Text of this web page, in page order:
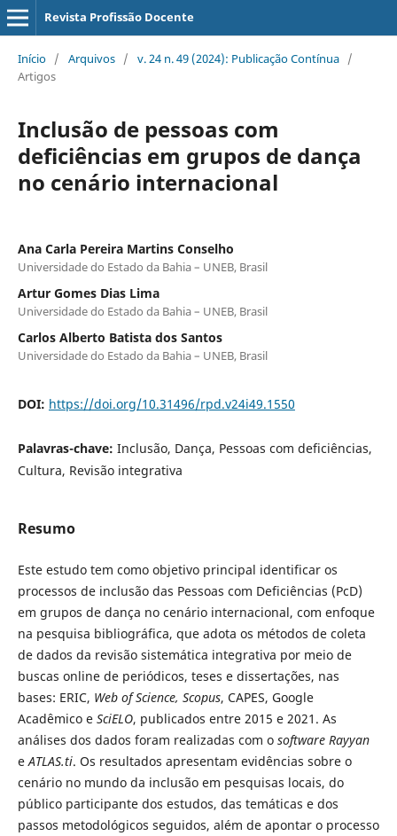
Revista Profissão Docente
Início / Arquivos / v. 24 n. 49 (2024): Publicação Contínua /
Artigos
Inclusão de pessoas com
deficiências em grupos de dança
no cenário internacional
Ana Carla Pereira Martins Conselho
Universidade do Estado da Bahia – UNEB, Brasil
Artur Gomes Dias Lima
Universidade do Estado da Bahia – UNEB, Brasil
Carlos Alberto Batista dos Santos
Universidade do Estado da Bahia – UNEB, Brasil
DOI: https://doi.org/10.31496/rpd.v24i49.1550
Palavras-chave: Inclusão, Dança, Pessoas com deficiências,
Cultura, Revisão integrativa
Resumo
Este estudo tem como objetivo principal identificar os
processos de inclusão das Pessoas com Deficiências (PcD)
em grupos de dança no cenário internacional, com enfoque
na pesquisa bibliográfica, que adota os métodos de coleta
de dados da revisão sistemática integrativa por meio de
buscas online de periódicos, teses e dissertações, nas
bases: ERIC, Web of Science, Scopus, CAPES, Google
Acadêmico e SciELO, publicados entre 2015 e 2021. As
análises dos dados foram realizadas com o software Rayyan
eATLAS.ti. Os resultados apresentam evidências sobre o
cenário no mundo da inclusão em pesquisas locais, do
público participante dos estudos, das temáticas e dos
passos metodológicos seguidos, além de apontar o processo